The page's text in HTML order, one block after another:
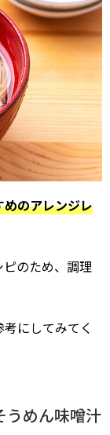
のアレンジレ
のため、調理
にしてみてく
うめん味噌汁